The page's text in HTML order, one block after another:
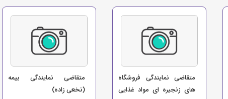
متقاضی نمایندگی فروشگاه
های زنجیره ای مواد غذایی
متقاضی نمایندگی بیمه
(نخعی زاده)